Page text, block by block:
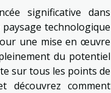
significative dans
technologique
une mise en œuvre
du potentiel
sur tous les points de
découvrez comment